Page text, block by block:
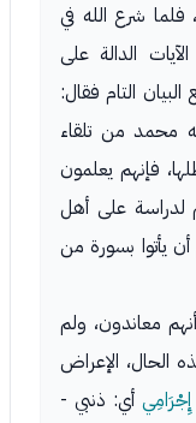
فلما شرع الله في
الدالة على
التام فقال:
محمد من تلقاء
فإنهم يعلمون
لدراسة على أهل
يأتوا بسورة من
معاندون، ولم
الحال، الإعراض
أي: ذنبي -